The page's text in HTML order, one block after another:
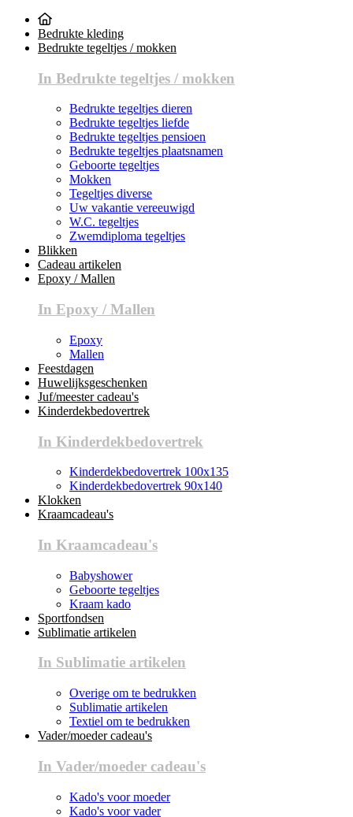
Bedrukte kleding
Bedrukte tegeltjes / mokken
In Bedrukte tegeltjes / mokken
Bedrukte tegeltjes dieren
Bedrukte tegeltjes liefde
Bedrukte tegeltjes pensioen
Bedrukte tegeltjes plaatsnamen
Geboorte tegeltjes
Mokken
Tegeltjes diverse
Uw vakantie vereeuwigd
W.C. tegeltjes
Zwemdiploma tegeltjes
Blikken
Cadeau artikelen
Epoxy / Mallen
In Epoxy / Mallen
Epoxy
Mallen
Feestdagen
Huwelijksgeschenken
Juf/meester cadeau's
Kinderdekbedovertrek
In Kinderdekbedovertrek
Kinderdekbedovertrek 100x135
Kinderdekbedovertrek 90x140
Klokken
Kraamcadeau's
In Kraamcadeau's
Babyshower
Geboorte tegeltjes
Kraam kado
Sportfondsen
Sublimatie artikelen
In Sublimatie artikelen
Overige om te bedrukken
Sublimatie artikelen
Textiel om te bedrukken
Vader/moeder cadeau's
In Vader/moeder cadeau's
Kado's voor moeder
Kado's voor vader